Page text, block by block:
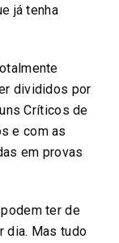
já tenha
divididos por
Críticos de
e com as
em provas
ter de
dia. Mas tudo